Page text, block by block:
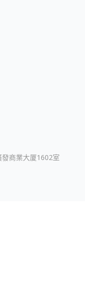
商業大厦1602室